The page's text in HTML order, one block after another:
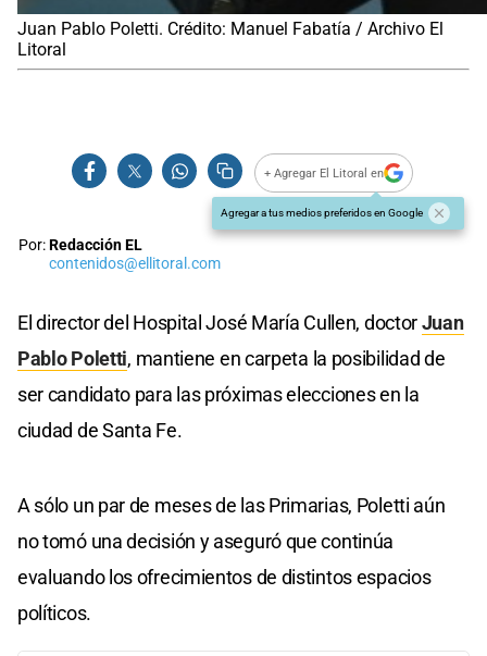
Juan Pablo Poletti. Crédito: Manuel Fabatía / Archivo El
Litoral
+ Agregar El Litoral en
Agregar a tus medios preferidos en Google
Por:Redacción EL
contenidos@ellitoral.com
El director del Hospital José María Cullen, doctorJuan
Pablo Poletti, mantiene en carpeta la posibilidad de
ser candidato para las próximas elecciones en la
ciudad de Santa Fe.
A sólo un par de meses de las Primarias, Poletti aún
no tomó una decisión y aseguró que continúa
evaluando los ofrecimientos de distintos espacios
políticos.